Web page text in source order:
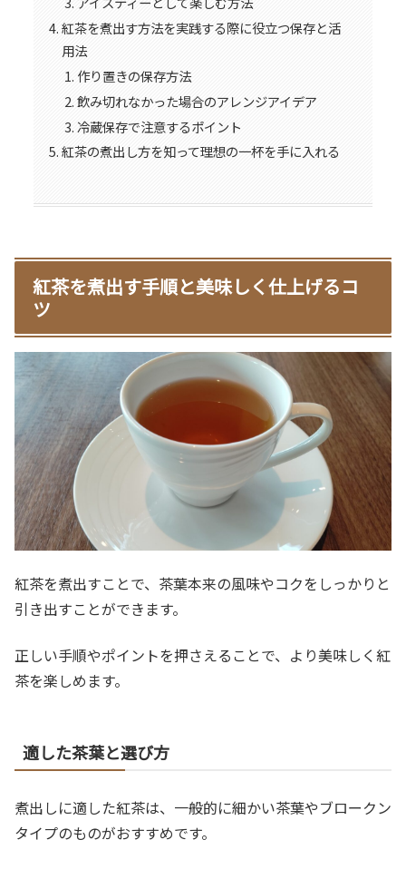
紅茶を煮出す方法を実践する際に役立つ保存と活
用法
作り置きの保存方法
飲み切れなかった場合のアレンジアイデア
冷蔵保存で注意するポイント
紅茶の煮出し方を知って理想の一杯を手に入れる
紅茶を煮出す手順と美味しく仕上げるコ
ツ
紅茶を煮出すことで、茶葉本来の風味やコクをしっかりと
引き出すことができます。
正しい手順やポイントを押さえることで、より美味しく紅
茶を楽しめます。
適した茶葉と選び方
煮出しに適した紅茶は、一般的に細かい茶葉やブロークン
タイプのものがおすすめです。